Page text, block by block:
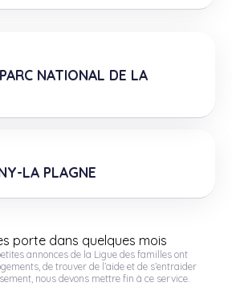
NATIONAL DE LA
LA PLAGNE
porte dans quelques mois
annonces de la Ligue des familles ont
de trouver de l’aide et de s’entraider
nous devons mettre fin à ce service.